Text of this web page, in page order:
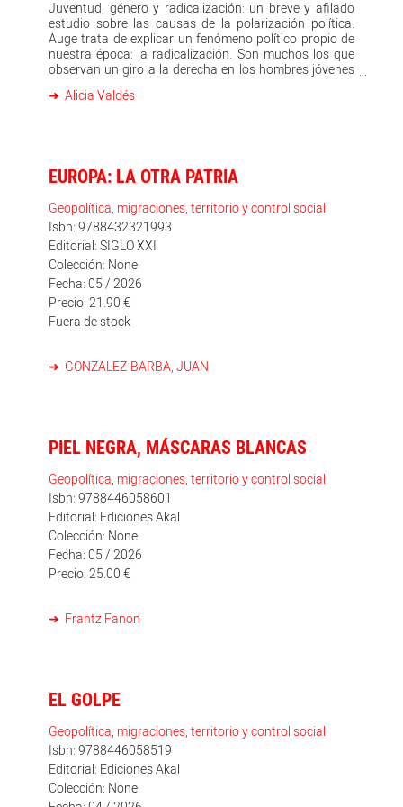
material de los elementos del espacio público. Colabora
internacionalmente con instituciones,
administraciones y asociaciones civiles en el desarrollo
de proyectos y estrategias de regeneración urbana,
desde una agenda ecológica, social y orientada a la
los cuidados (Catarata, 2021).
Juventud, género y radicalización: un breve y afilado
estudio sobre las causas de la polarización política.
Auge trata de explicar un fenómeno político propio de
nuestra época: la radicalización. Son muchos los que
observan un giro a la derecha en los hombres jóvenes
motivo en el impacto del feminismo. Este libro, no
económicas para arrojar luz sobre los violentos giros
Endebate es el hogar de aquellos textos breves que
presentan una opinión, defienden una actitud o
cuentan una historia, pero son más un aperitivo que un
banquete, estimulan la conversación más que saciarla
e inician un festín (que no clausuran). Como los
mejores bocados, entran por los ojos y dejan un largo
poso en el paladar.
Alicia Valdés
EUROPA: LA OTRA PATRIA
Geopolítica, migraciones, territorio y control social
Isbn: 9788432321993
Editorial: SIGLO XXI
Colección: None
Fecha: 05 / 2026
Precio: 21.90 €
Fuera de stock
GONZALEZ-BARBA, JUAN
PIEL NEGRA, MÁSCARAS BLANCAS
Geopolítica, migraciones, territorio y control social
Isbn: 9788446058601
Editorial: Ediciones Akal
Colección: None
Fecha: 05 / 2026
Precio: 25.00 €
Frantz Fanon
EL GOLPE
Geopolítica, migraciones, territorio y control social
Isbn: 9788446058519
Editorial: Ediciones Akal
Colección: None